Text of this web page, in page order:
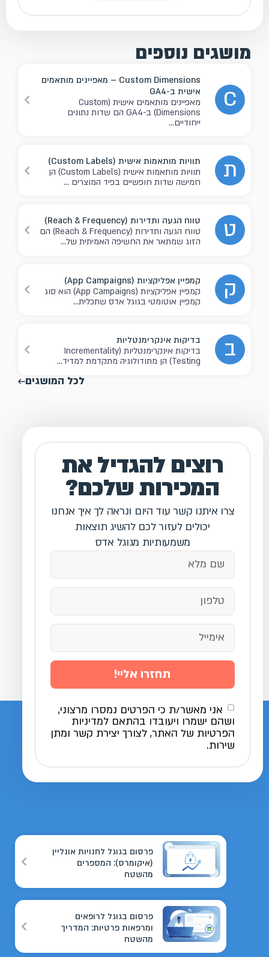
מושגים נוספים
C
Custom Dimensions – מאפיינים מותאמים
אישית ב-GA4
מאפיינים מותאמים אישית (Custom
Dimensions) ב-GA4 הם שדות נתונים
ייחודיים...
ת
תוויות מותאמות אישית (Custom Labels)
תוויות מותאמות אישית (Custom Labels) הן
חמישה שדות חופשיים בפיד המוצרים ...
ט
טווח הגעה ותדירות (Reach & Frequency)
טווח הגעה ותדירות (Reach & Frequency) הם
הזוג שמתאר את החשיפה האמיתית של...
ק
קמפיין אפליקציות (App Campaigns)
קמפיין אפליקציות (App Campaigns) הוא סוג
קמפיין אוטומטי בגוגל אדס שתכלית...
ב
בדיקות אינקרימנטליות
בדיקות אינקרימנטליות (Incrementality
Testing) הן מתודולוגיה מתקדמת למדיד...
לכל המושגים
רוצים להגדיל את
המכירות שלכם?
צרו איתנו קשר עוד היום ונראה לך איך אנחנו
יכולים לעזור לכם להשיג תוצאות
משמעותיות מגוגל אדס
אני מאשר/ת כי הפרטים נמסרו מרצוני,
ושהם ישמרו ויעובדו בהתאם למדיניות
הפרטיות של האתר, לצורך יצירת קשר ומתן
שירות.
תחזרו אליי!
פרסום בגוגל לחנויות אונליין
(איקומרס): המספרים
מהשטח
פרסום בגוגל לרופאים
ומרפאות פרטיות: המדריך
מהשטח